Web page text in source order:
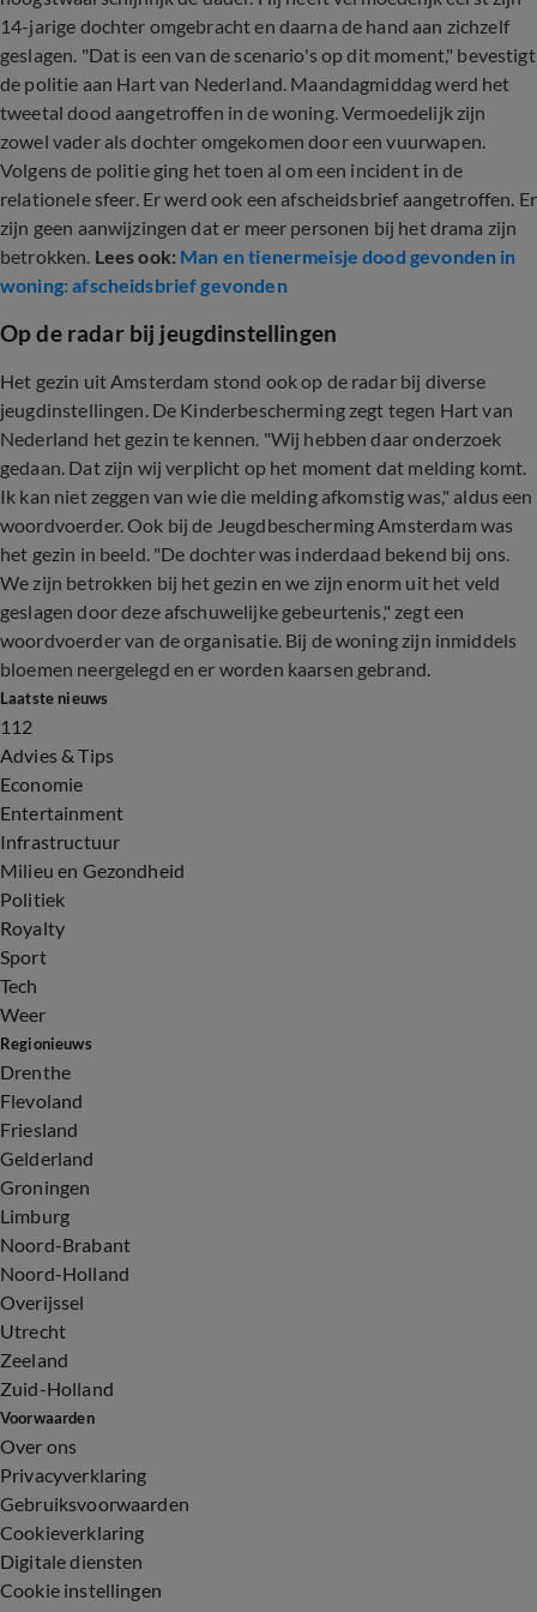
14-jarige dochter omgebracht en daarna de hand aan zichzelf
geslagen. "Dat is een van de scenario's op dit moment," bevestigt
de politie aan Hart van Nederland. Maandagmiddag werd het
tweetal dood aangetroffen in de woning. Vermoedelijk zijn
zowel vader als dochter omgekomen door een vuurwapen.
Volgens de politie ging het toen al om een incident in de
relationele sfeer. Er werd ook een afscheidsbrief aangetroffen. Er
zijn geen aanwijzingen dat er meer personen bij het drama zijn
betrokken. Lees ook: Man en tienermeisje dood gevonden in
woning: afscheidsbrief gevonden
Op de radar bij jeugdinstellingen
Het gezin uit Amsterdam stond ook op de radar bij diverse
jeugdinstellingen. De Kinderbescherming zegt tegen Hart van
Nederland het gezin te kennen. "Wij hebben daar onderzoek
gedaan. Dat zijn wij verplicht op het moment dat melding komt.
Ik kan niet zeggen van wie die melding afkomstig was," aldus een
woordvoerder. Ook bij de Jeugdbescherming Amsterdam was
het gezin in beeld. "De dochter was inderdaad bekend bij ons.
We zijn betrokken bij het gezin en we zijn enorm uit het veld
geslagen door deze afschuwelijke gebeurtenis," zegt een
woordvoerder van de organisatie. Bij de woning zijn inmiddels
bloemen neergelegd en er worden kaarsen gebrand.
Laatste nieuws
112
Advies & Tips
Economie
Entertainment
Infrastructuur
Milieu en Gezondheid
Politiek
Royalty
Sport
Tech
Weer
Regionieuws
Drenthe
Flevoland
Friesland
Gelderland
Groningen
Limburg
Noord-Brabant
Noord-Holland
Overijssel
Utrecht
Zeeland
Zuid-Holland
Voorwaarden
Over ons
Privacyverklaring
Gebruiksvoorwaarden
Cookieverklaring
Digitale diensten
Cookie instellingen